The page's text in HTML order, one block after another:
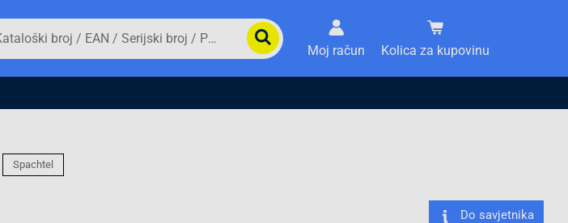
Moj račun Kolica za kupovinu
Spachtel
Do savjetnika